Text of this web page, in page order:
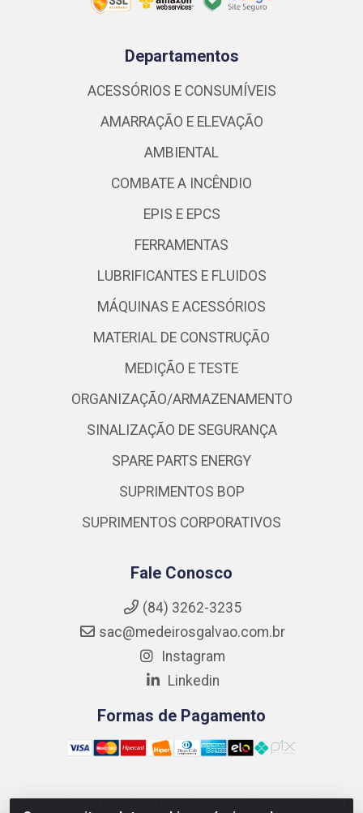
Departamentos
ACESSÓRIOS E CONSUMÍVEIS
AMARRAÇÃO E ELEVAÇÃO
AMBIENTAL
COMBATE A INCÊNDIO
EPIS E EPCS
FERRAMENTAS
LUBRIFICANTES E FLUIDOS
MÁQUINAS E ACESSÓRIOS
MATERIAL DE CONSTRUÇÃO
MEDIÇÃO E TESTE
ORGANIZAÇÃO/ARMAZENAMENTO
SINALIZAÇÃO DE SEGURANÇA
SPARE PARTS ENERGY
SUPRIMENTOS BOP
SUPRIMENTOS CORPORATIVOS
Fale Conosco
(84) 3262-3235
sac@medeirosgalvao.com.br
Instagram
Linkedin
Formas de Pagamento